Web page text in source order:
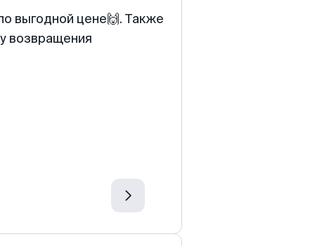
выгодной цене🙌. Также
возвращения